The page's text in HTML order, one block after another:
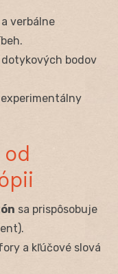
verbálne
dotykových bodov
sa prispôsobuje
a kľúčové slová